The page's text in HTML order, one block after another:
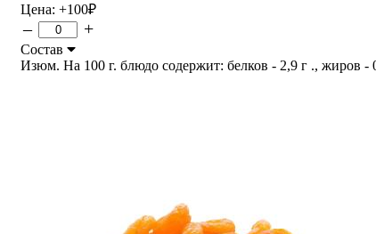
Цена: +100₽
– +
Состав
Изюм. На 100 г. блюдо содержит: белков - 2,9 г ., жиров -